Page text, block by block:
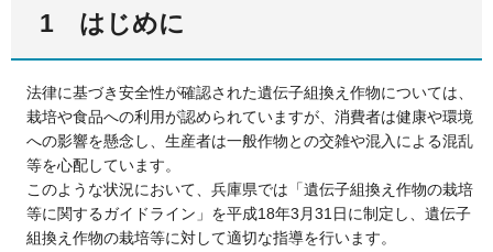
1 はじめに
法律に基づき安全性が確認された遺伝子組換え作物については、
栽培や食品への利用が認められていますが、消費者は健康や環境
への影響を懸念し、生産者は一般作物との交雑や混入による混乱
等を心配しています。
このような状況において、兵庫県では「遺伝子組換え作物の栽培
等に関するガイドライン」を平成18年3月31日に制定し、遺伝子
組換え作物の栽培等に対して適切な指導を行います。